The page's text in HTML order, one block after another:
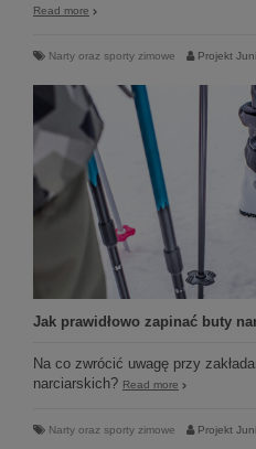
Read more
Narty oraz sporty zimowe Projekt
Jak prawidłowo zapinać buty
Na co zwrócić uwagę przy
narciarskich? Read more
Narty oraz sporty zimowe Projekt